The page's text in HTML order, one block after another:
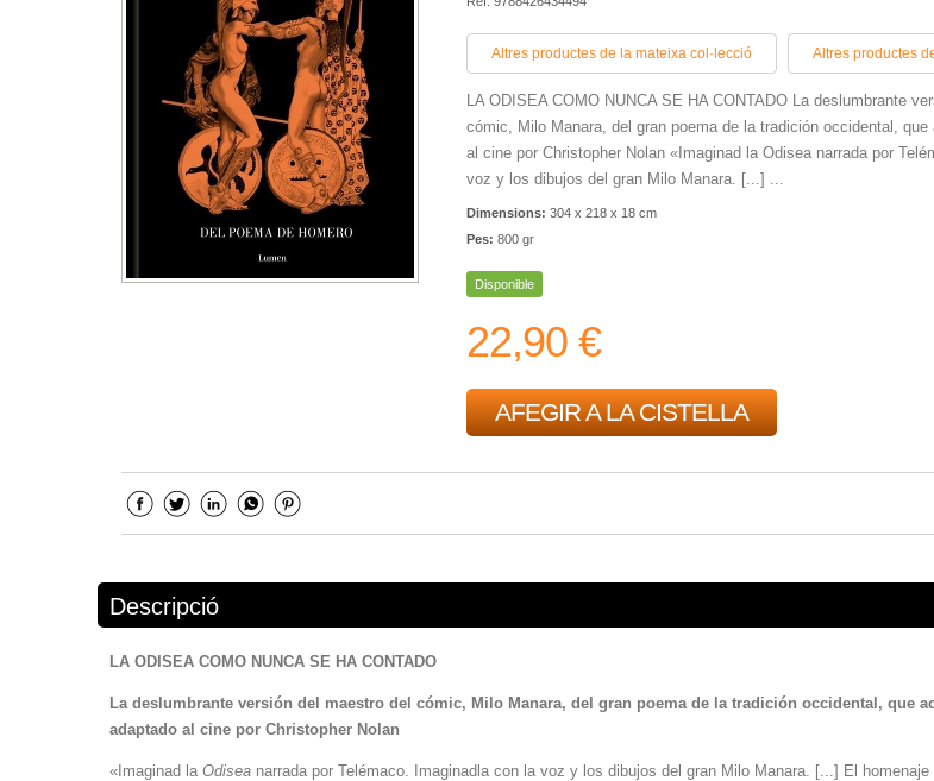
Altres productes de la mateixa col·lecció Altres productes
LA ODISEA COMO NUNCA SE HA CONTADO La deslumbrante
cómic, Milo Manara, del gran poema de la tradición occidental, que
al cine por Christopher Nolan «Imaginad la Odisea narrada por
voz y los dibujos del gran Milo Manara. [...] ...
Dimensions: 304 x 218 x 18 cm
Pes: 800 gr
Disponible
22,90 €
AFEGIR A LA CISTELLA
Descripció
LA ODISEA COMO NUNCA SE HA CONTADO
La deslumbrante versión del maestro del cómic, Milo Manara, del gran poema de la tradición occidental, que
adaptado al cine por Christopher Nolan
«Imaginad la Odisea narrada por Telémaco. Imaginadla con la voz y los dibujos del gran Milo Manara. [...] El